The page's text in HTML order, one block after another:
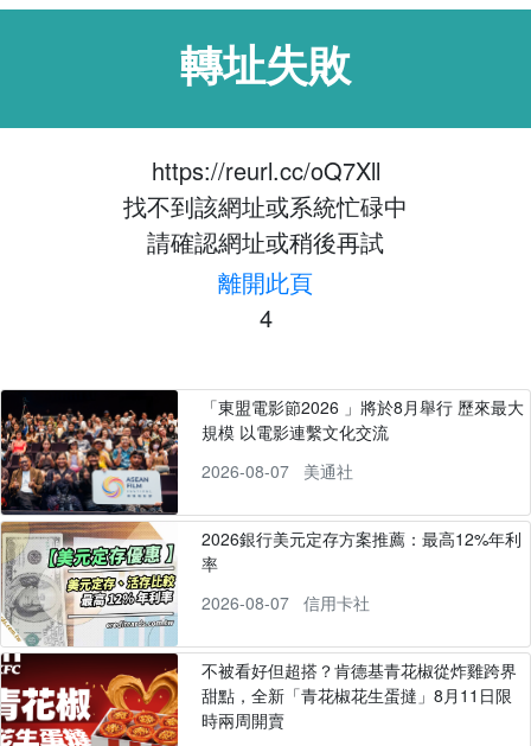
轉址失敗
https://reurl.cc/oQ7Xll
找不到該網址或系統忙碌中
請確認網址或稍後再試
離開此頁
4
「東盟電影節2026 」將於8月舉行 歷來最大
規模 以電影連繫文化交流
2026-08-07
美通社
2026銀行美元定存方案推薦：最高12%年利
率
2026-08-07
信用卡社
不被看好但超搭？肯德基青花椒從炸雞跨界
甜點，全新「青花椒花生蛋撻」8月11日限
時兩周開賣